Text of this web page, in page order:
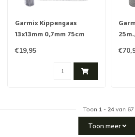
Garmix Kippengaas
13x13mm 0,7mm 75cm
10m Verzinkt
€19,95
Toon 1 - 24van 67
Toon meer